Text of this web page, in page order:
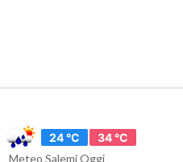
24 °C
34 °C
Meteo Salemi Oggi